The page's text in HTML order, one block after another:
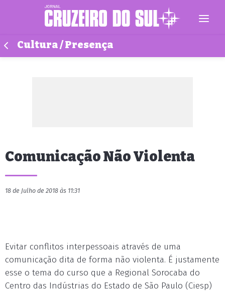
Cultura / Presença
Comunicação Não Violenta
18 de Julho de 2018 às 11:31
Evitar conflitos interpessoais através de uma
comunicação dita de forma não violenta. É justamente
esse o tema do curso que a Regional Sorocaba do
Centro das Indústrias do Estado de São Paulo (Ciesp)